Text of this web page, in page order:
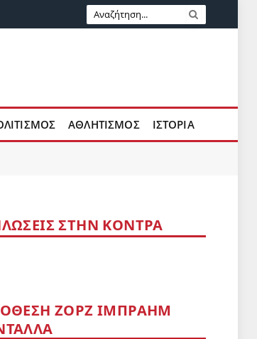
ΑΘΛΗΤΙΣΜΟΣ ΙΣΤΟΡΙΑ
ΣΤΗΝ ΚΟΝΤΡΑ
ΖΟΡΖ ΙΜΠΡΑΗΜ